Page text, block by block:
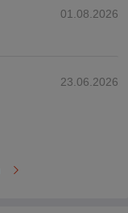
01.08.2026
23.06.2026